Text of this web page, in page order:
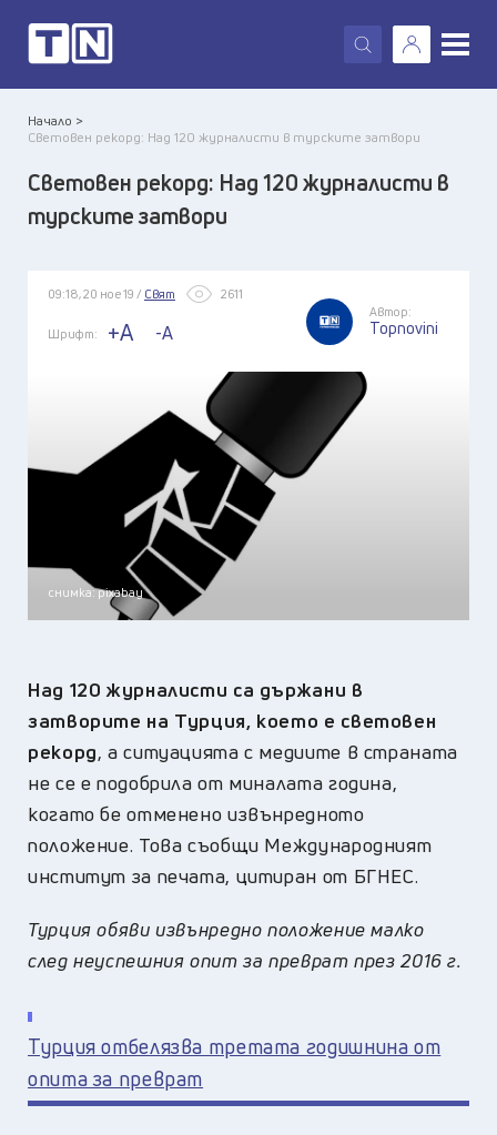
X
Начало >
Световен рекорд: Над 120 журналисти в турските затвори
Световен рекорд: Над 120 журналисти в
турските затвори
09:18, 20 ное 19 / Свят 2611
Шрифт: +A -A
Автор:
Topnovini
снимка: pixabay
Над 120 журналисти са държани в
затворите на Турция, което е световен
рекорд, а ситуацията с медиите в страната
не се е подобрила от миналата година,
когато бе отменено извънредното
положение. Това съобщи Международният
институт за печата, цитиран от БГНЕС.
Турция обяви извънредно положение малко
след неуспешния опит за преврат през 2016 г.
Турция отбелязва третата годишнина от
опита за преврат